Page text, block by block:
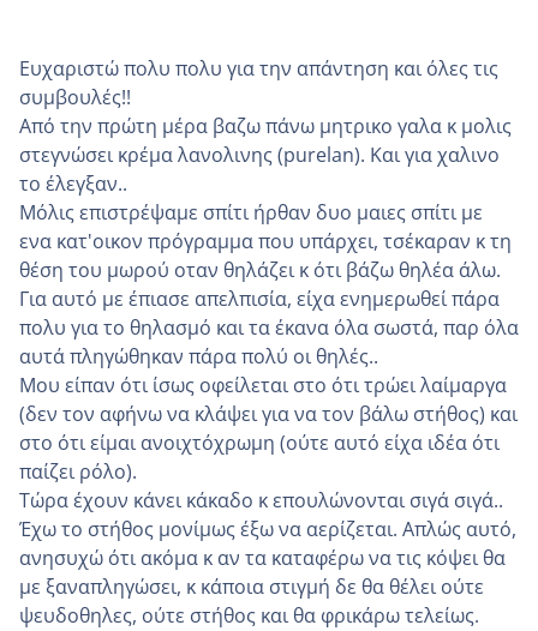
Ευχαριστώ πολυ πολυ για την απάντηση και όλες τις
συμβουλές!!
Από την πρώτη μέρα βαζω πάνω μητρικο γαλα κ μολις
στεγνώσει κρέμα λανολινης (purelan). Και για χαλινο
το έλεγξαν..
Μόλις επιστρέψαμε σπίτι ήρθαν δυο μαιες σπίτι με
ενα κατ'οικον πρόγραμμα που υπάρχει, τσέκαραν κ τη
θέση του μωρού οταν θηλάζει κ ότι βάζω θηλέα άλω.
Για αυτό με έπιασε απελπισία, είχα ενημερωθεί πάρα
πολυ για το θηλασμό και τα έκανα όλα σωστά, παρ όλα
αυτά πληγώθηκαν πάρα πολύ οι θηλές..
Μου είπαν ότι ίσως οφείλεται στο ότι τρώει λαίμαργα
(δεν τον αφήνω να κλάψει για να τον βάλω στήθος) και
στο ότι είμαι ανοιχτόχρωμη (ούτε αυτό είχα ιδέα ότι
παίζει ρόλο).
Τώρα έχουν κάνει κάκαδο κ επουλώνονται σιγά σιγά..
Έχω το στήθος μονίμως έξω να αερίζεται. Απλώς αυτό,
ανησυχώ ότι ακόμα κ αν τα καταφέρω να τις κόψει θα
με ξαναπληγώσει, κ κάποια στιγμή δε θα θέλει ούτε
ψευδοθηλες, ούτε στήθος και θα φρικάρω τελείως.